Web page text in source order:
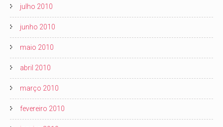
julho 2010
junho 2010
maio 2010
abril 2010
março 2010
fevereiro 2010